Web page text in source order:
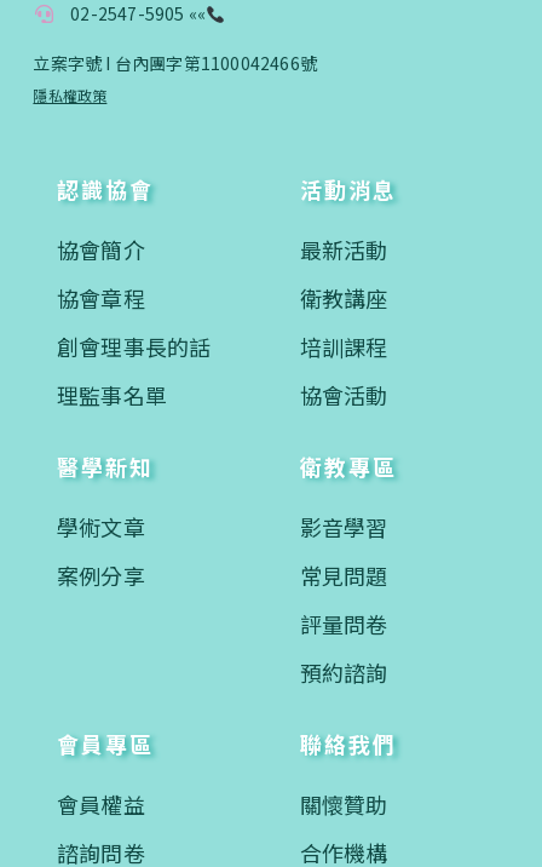
02-2547-5905 ««
立案字號 I 台內團字第1100042466號
隱私權政策
認識協會
協會簡介
協會章程
創會理事長的話
理監事名單
活動消息
最新活動
衛教講座
培訓課程
協會活動
醫學新知
學術文章
案例分享
衛教專區
影音學習
常見問題
評量問卷
預約諮詢
會員專區
會員權益
諮詢問卷
聯絡我們
關懷贊助
合作機構